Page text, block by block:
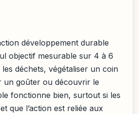
développement durable
objectif mesurable sur 4 à 6
les déchets, végétaliser un coin
un goûter ou découvrir le
fonctionne bien, surtout si les
que l’action est reliée aux